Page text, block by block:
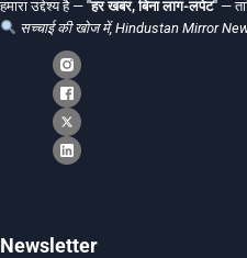
हमारा उद्देश्य है — "हर खबर, बिना लाग-लपेट" —
सच्चाई की खोज में, Hindustan Mirror
Newsletter